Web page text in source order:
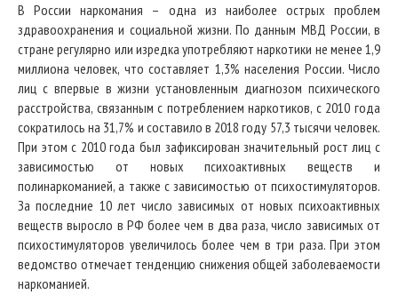
В России наркомания – одна из наиболее острых проблем
здравоохранения и социальной жизни. По данным МВД России, в
стране регулярно или изредка употребляют наркотики не менее 1,9
миллиона человек, что составляет 1,3% населения России. Число
лиц с впервые в жизни установленным диагнозом психического
расстройства, связанным с потреблением наркотиков, с 2010 года
сократилось на 31,7% и составило в 2018 году 57,3 тысячи человек.
При этом с 2010 года был зафиксирован значительный рост лиц с
зависимостью от новых психоактивных веществ и
полинаркоманией, а также с зависимостью от психостимуляторов.
За последние 10 лет число зависимых от новых психоактивных
веществ выросло в РФ более чем в два раза, число зависимых от
психостимуляторов увеличилось более чем в три раза. При этом
ведомство отмечает тенденцию снижения общей заболеваемости
наркоманией.